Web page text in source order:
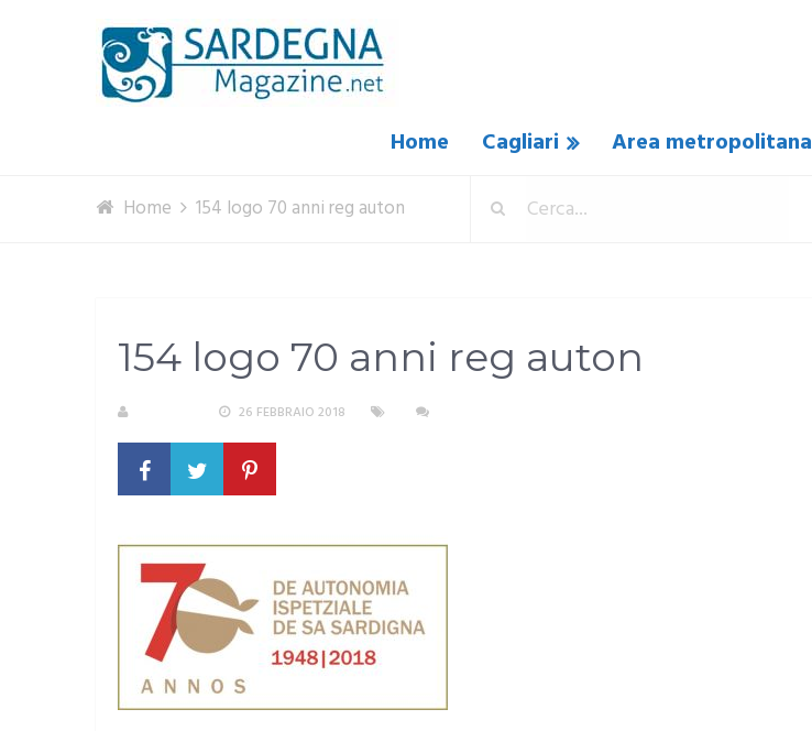
Home Cagliari Area metropolitana
Home 154 logo 70 anni reg auton
154 logo 70 anni reg auton
26 FEBBRAIO 2018